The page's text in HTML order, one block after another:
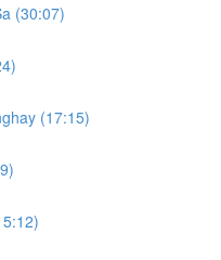
(30:07)
(17:15)